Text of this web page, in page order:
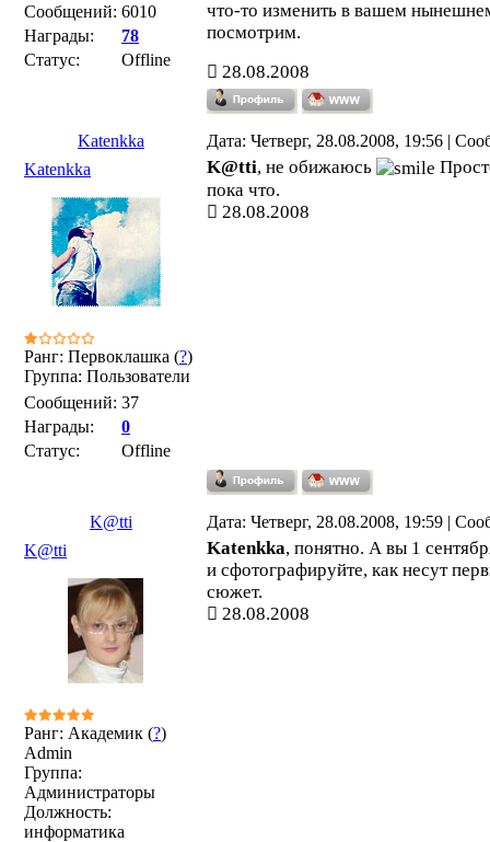
Сообщений: 6010
Награды:
78
Статус:
Offline
что-то изменить в вашем
посмотрим.
28.08.2008
Katenkka
Дата: Четверг, 28.08.2008, 19:56 |
Katenkka
Ранг: Первоклашка (?)
Группа: Пользователи
Сообщений: 37
Награды:
0
Статус:
Offline
K@tti, не обижаюсь
пока что.
28.08.2008
K@tti
Дата: Четверг, 28.08.2008, 19:59 |
K@tti
Ранг: Академик (?)
Admin
Группа:
Администраторы
Должность:
информатика
Katenkka, понятно. А вы 1
и сфотографируйте, как несут
сюжет.
28.08.2008